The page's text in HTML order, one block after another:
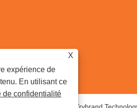
© 2020 Shenzhen iTrybrand
X
expérience de
En utilisant ce
de confidentialité